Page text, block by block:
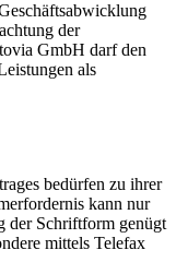
der
GmbH darf den
als
bedürfen zu ihrer
kann nur
der Schriftform genügt
mittels Telefax